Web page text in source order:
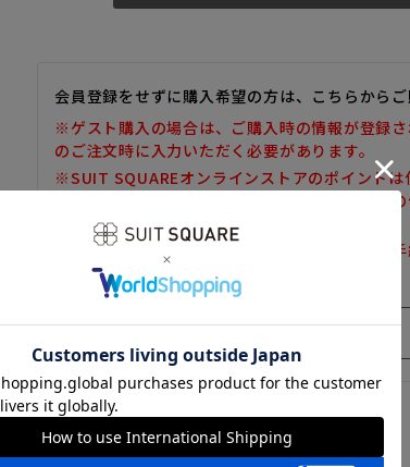
会員登録をせずに購入希望の方は、こちらからご
※ゲスト購入の場合は、ご購入時の情報が登録
のご注文時に入力いただく必要があります。
※SUIT SQUAREオンラインストアのポイントは
また、ゲスト購入後の会員情報統合・ポイント
しかねます。
※購入履歴の確認、領収書の発行、キャンセル
だけません。